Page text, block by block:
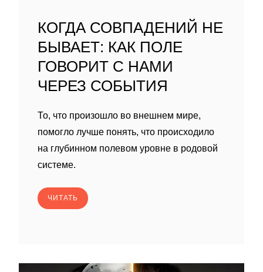
КОГДА СОВПАДЕНИЙ НЕ
БЫВАЕТ: КАК ПОЛЕ
ГОВОРИТ С НАМИ
ЧЕРЕЗ СОБЫТИЯ
То, что произошло во внешнем мире,
помогло лучше понять, что происходило
на глубинном полевом уровне в родовой
системе.
ЧИТАТЬ